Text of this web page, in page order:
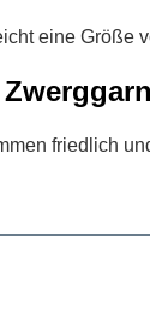
eine Größe
friedlich